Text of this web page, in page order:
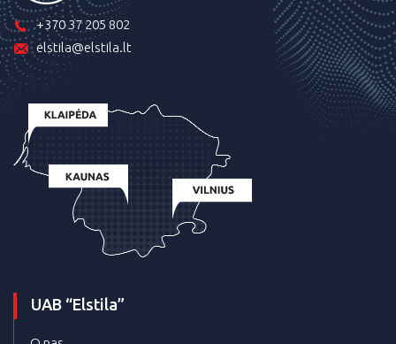
+370 37 205 802
elstila@elstila.lt
UAB “Elstila”